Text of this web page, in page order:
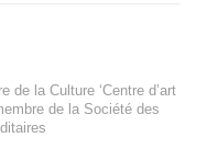
de la Culture ‘Centre d’art
de la Société des